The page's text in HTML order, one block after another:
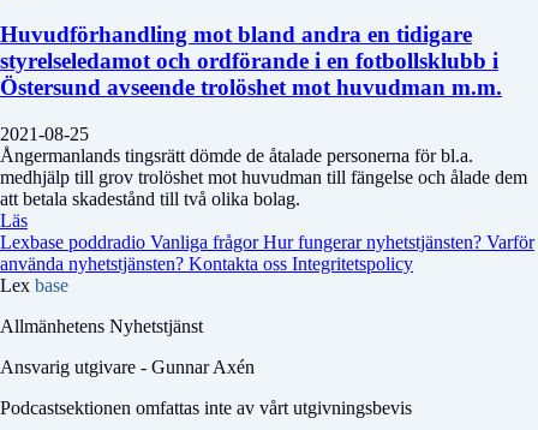
Huvudförhandling mot bland andra en tidigare
styrelseledamot och ordförande i en fotbollsklubb i
Östersund avseende trolöshet mot huvudman m.m.
2021-08-25
Ångermanlands tingsrätt dömde de åtalade personerna för bl.a.
medhjälp till grov trolöshet mot huvudman till fängelse och ålade dem
att betala skadestånd till två olika bolag.
Läs
Lexbase poddradio Vanliga frågorHur fungerar nyhetstjänsten? Varför
använda nyhetstjänsten? Kontakta oss Integritetspolicy
Lex base
Allmänhetens Nyhetstjänst
Ansvarig utgivare - Gunnar Axén
Podcastsektionen omfattas inte av vårt utgivningsbevis